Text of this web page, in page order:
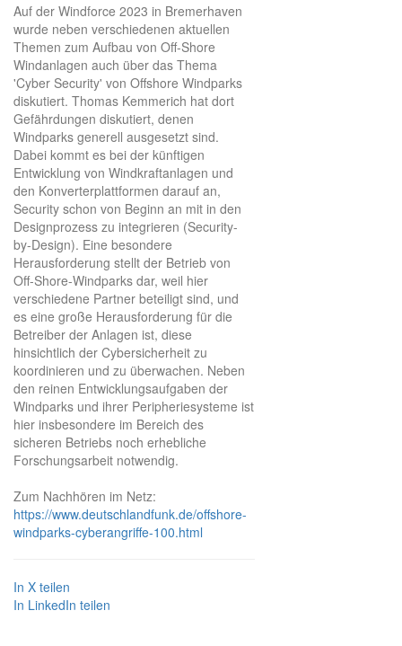
Auf der Windforce 2023 in Bremerhaven
wurde neben verschiedenen aktuellen
Themen zum Aufbau von Off-Shore
Windanlagen auch über das Thema
'Cyber Security' von Offshore Windparks
diskutiert. Thomas Kemmerich hat dort
Gefährdungen diskutiert, denen
Windparks generell ausgesetzt sind.
Dabei kommt es bei der künftigen
Entwicklung von Windkraftanlagen und
den Konverterplattformen darauf an,
Security schon von Beginn an mit in den
Designprozess zu integrieren (Security-
by-Design). Eine besondere
Herausforderung stellt der Betrieb von
Off-Shore-Windparks dar, weil hier
verschiedene Partner beteiligt sind, und
es eine große Herausforderung für die
Betreiber der Anlagen ist, diese
hinsichtlich der Cybersicherheit zu
koordinieren und zu überwachen. Neben
den reinen Entwicklungsaufgaben der
Windparks und ihrer Peripheriesysteme ist
hier insbesondere im Bereich des
sicheren Betriebs noch erhebliche
Forschungsarbeit notwendig.
Zum Nachhören im Netz:
https://www.deutschlandfunk.de/offshore-
windparks-cyberangriffe-100.html
In X teilen
In LinkedIn teilen